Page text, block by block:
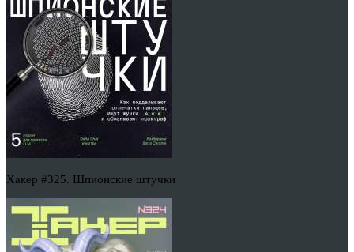
Хакер #325. Шпионские штучки